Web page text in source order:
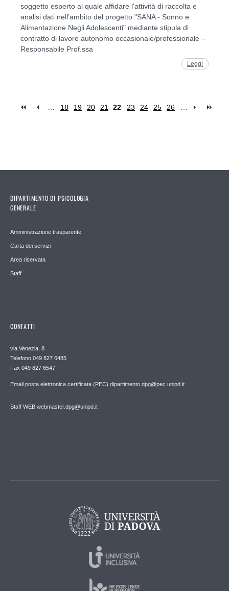
soggetto esperto al quale affidare l'attività di raccolta e
analisi dati nell’ambito del progetto "SANA - Sonno e
Alimentazione Negli Adolescenti" mediante stipula di
contratto di lavoro autonomo occasionale/professionale –
Responsabile Prof.ssa
Leggi
… 18 19 20 21 22 23 24 25 26 …
DIPARTIMENTO DI PSICOLOGIA
GENERALE
Amministrazione trasparente
Carta dei servizi
Area riservata
Staff
CONTATTI
via Venezia, 8
Telefono 049 827 6485
Fax 049 827 6547
Email posta elettronica certificata (PEC) dipartimento.dpg@pec.unipd.it
Staff WEB webmaster.dpg@unipd.it